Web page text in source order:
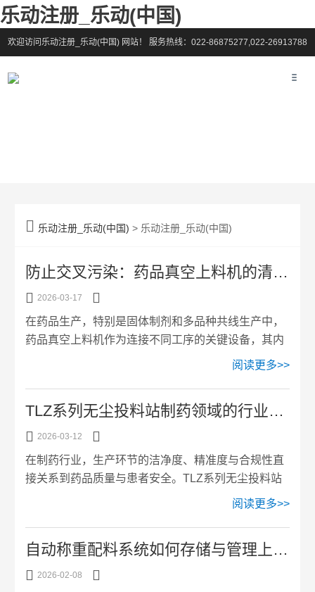
乐动注册_乐动(中国)
欢迎访问乐动注册_乐动(中国) 网站！ 服务热线：022-86875277,022-26913788
 乐动注册_乐动(中国) > 乐动注册_乐动(中国)
防止交叉污染：药品真空上料机的清洗与消毒方案
 2026-03-17 
在药品生产，特别是固体制剂和多品种共线生产中，
药品真空上料机作为连接不同工序的关键设备，其内
部的清洁与消毒状态直接关系到药品的纯度、安全性
套科学、有效、可验证的清洗与消毒方案，是防止交
叉污染、确保较终产品符合GMP要求的核心控制措
性。清洗与消毒的科学依据与策略方案的制定需基于
风险评估。首先需分析被输送物料的理化性质，如溶
阅读更多>>
TLZ系列无尘投料站制药领域的行业优势是什么？
 2026-03-12 
在制药行业，生产环节的洁净度、精准度与合规性直
接关系到药品质量与患者安全。TLZ系列无尘投料站
凭借针对性的设计与功能，契合制药生产的严苛标
势，赋能制药高效生产(一)负压除尘，遏制粉尘污染
该设备依托负压气流原理，在投料口周围形成负压区
阅读更多>>
自动称重配料系统如何存储与管理上百种配方？其配方管理功能深入解读
 2026-02-08 